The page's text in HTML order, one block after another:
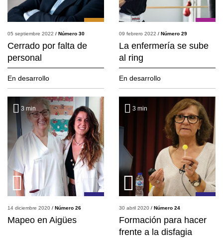
05 septiembre 2022 / Número 30
Cerrado por falta de
personal
09 febrero 2022 / Número 29
La enfermería se sube
al ring
En desarrollo
3 min
14 diciembre 2020 / Número 26
Mapeo en Aigües
En desarrollo
3 min
30 abril 2020 / Número 24
Formación para hacer
frente a la disfagia